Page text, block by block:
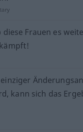
Frauen es
kann sich das